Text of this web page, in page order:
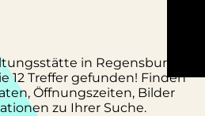
in Regensburg"?
12 Treffer gefunden! Finden
Öffnungszeiten, Bilder
zu Ihrer Suche.